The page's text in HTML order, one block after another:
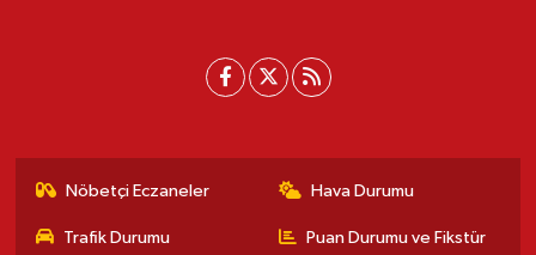
Nöbetçi Eczaneler Hava Durumu
Trafik Durumu Puan Durumu ve Fikstür